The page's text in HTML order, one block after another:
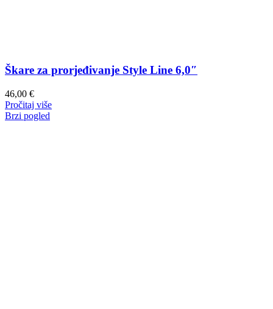
Škare za prorjeđivanje Style Line 6,0″
46,00 €
Pročitaj više
Brzi pogled